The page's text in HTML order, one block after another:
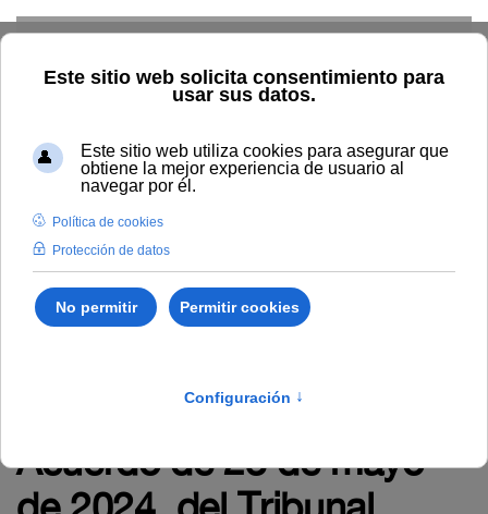
TIC G. Económica RRHH Audiovisuales Comunicación
Control Interno
Acuerdo de 23 de mayo